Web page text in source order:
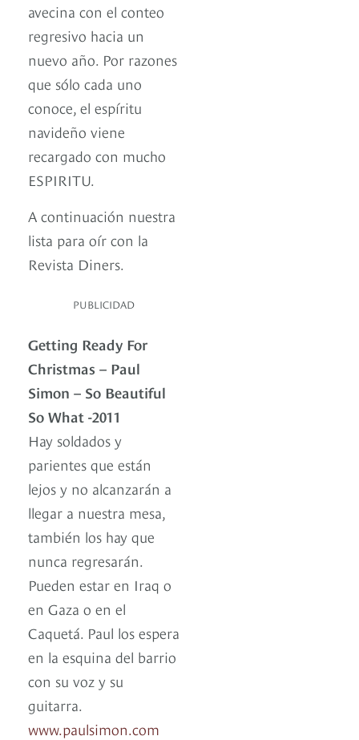
avecina con el conteo
regresivo hacia un
nuevo año. Por razones
que sólo cada uno
conoce, el espíritu
navideño viene
recargado con mucho
ESPIRITU.
A continuación nuestra
lista para oír con la
Revista Diners.
PUBLICIDAD
Getting Ready For
Christmas – Paul
Simon – So Beautiful
So What -2011
Hay soldados y
parientes que están
lejos y no alcanzarán a
llegar a nuestra mesa,
también los hay que
nunca regresarán.
Pueden estar en Iraq o
en Gaza o en el
Caquetá. Paul los espera
en la esquina del barrio
con su voz y su
guitarra.
www.paulsimon.com